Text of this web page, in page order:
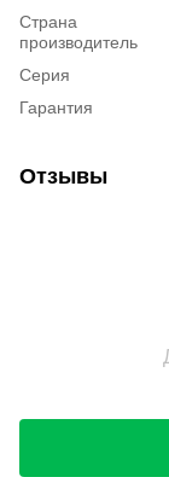
Страна
производитель
Серия
Гарантия
Отзывы